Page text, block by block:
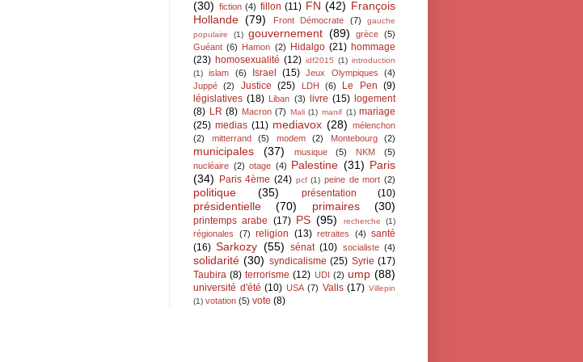
(30) fiction (4) fillon (11) FN (42) François
Hollande (79) Front Démocrate (7)
gauche
populaire
(1) gouvernement (89) grèce (5)
Guéant (6) Hamon (2) Hidalgo (21) hommage
(23) homosexualité (12) idf2015 (1) introduction
(1)
islam (6) Israel (15) Jeux Olympiques
(4)
Juppé
(2) Justice (25) LDH (6) Le Pen (9)
législatives (18) Liban (3) livre (15) logement
(8) LR (8) Macron (7) Mali (1) manif (1) mariage
(25) medias (11) mediavox (28) mélenchon
(2)
mitterrand (5) modem (2) Montebourg (2)
municipales (37) musique (5) NKM
(5)
nucléaire (2) otage (4) Palestine (31) Paris
(34)
Paris 4ème (24) pcf (1) peine de mort (2)
politique (35) présentation (10)
présidentielle (70) primaires (30)
printemps arabe (17) PS (95) recherche (1)
régionales (7) religion (13) retraites (4) santé
(16) Sarkozy (55) sénat (10) socialiste (4)
solidarité (30) syndicalisme (25) Syrie (17)
Taubira (8) terrorisme (12) UDI (2) ump (88)
université d'été (10) USA (7) Valls (17) Villepin
(1) votation (5) vote (8)